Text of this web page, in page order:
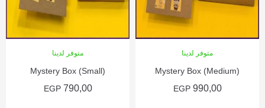
متوفر لدينا
Mystery Box (Medium)
990,00
EGP
متوفر لدينا
Mystery Box (Small)
790,00
EGP